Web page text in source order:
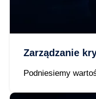
Zarządzanie
Podniesiemy